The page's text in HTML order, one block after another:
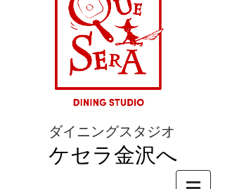
ダイニングスタジオ
ケセラ金沢へ